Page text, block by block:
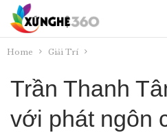
Home Giải Trí
Trần Thanh
với phát ngôn